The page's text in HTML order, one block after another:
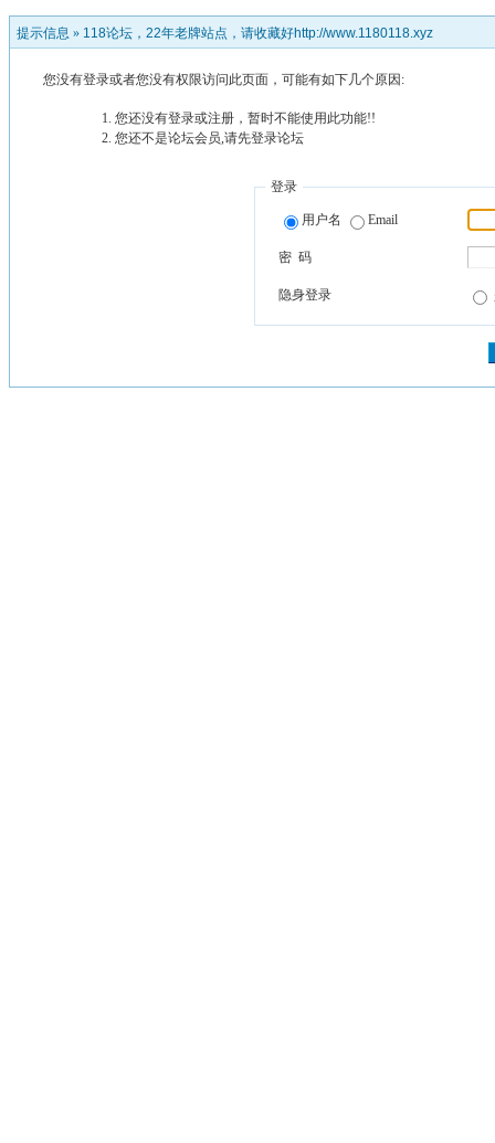
提示信息 » 118论坛，22年老牌站点，请收藏好http://www.1180118.xyz
您没有登录或者您没有权限访问此页面，可能有如下几个原因:
您还没有登录或注册，暂时不能使用此功能!!
您还不是论坛会员,请先登录论坛
登录
用户名 Email
密 码
隐身登录